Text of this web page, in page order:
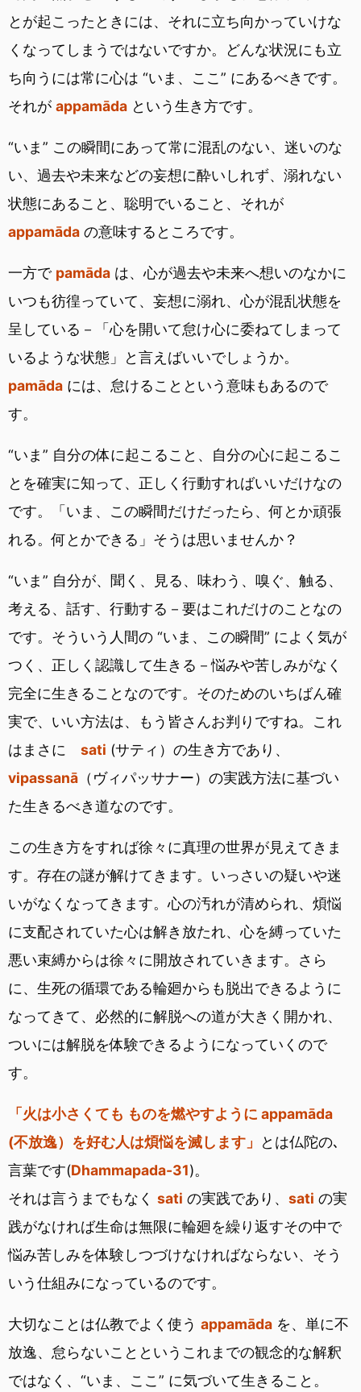
とが起こったときには、それに立ち向かっていけな
くなってしまうではないですか。どんな状況にも立
ち向うには常に心は “いま、ここ” にあるべきです。
それが appamāda という生き方です。
“いま” この瞬間にあって常に混乱のない、迷いのな
い、過去や未来などの妄想に酔いしれず、溺れない
状態にあること、聡明でいること、それが
appamāda の意味するところです。
一方で pamāda は、心が過去や未来へ想いのなかに
いつも彷徨っていて、妄想に溺れ、心が混乱状態を
呈している－「心を開いて怠け心に委ねてしまって
いるような状態」と言えばいいでしょうか。
pamāda には、怠けることという意味もあるので
す。
“いま” 自分の体に起こること、自分の心に起こるこ
とを確実に知って、正しく行動すればいいだけなの
です。「いま、この瞬間だけだったら、何とか頑張
れる。何とかできる」そうは思いませんか？
“いま” 自分が、聞く、見る、味わう、嗅ぐ、触る、
考える、話す、行動する－要はこれだけのことなの
です。そういう人間の “いま、この瞬間” によく気が
つく、正しく認識して生きる－悩みや苦しみがなく
完全に生きることなのです。そのためのいちばん確
実で、いい方法は、もう皆さんお判りですね。これ
はまさに sati (サティ）の生き方であり、
vipassanā （ヴィパッサナー）の実践方法に基づい
た生きるべき道なのです。
この生き方をすれば徐々に真理の世界が見えてきま
す。存在の謎が解けてきます。いっさいの疑いや迷
いがなくなってきます。心の汚れが清められ、煩悩
に支配されていた心は解き放たれ、心を縛っていた
悪い束縛からは徐々に開放されていきます。さら
に、生死の循環である輪廻からも脱出できるように
なってきて、必然的に解脱への道が大きく開かれ、
ついには解脱を体験できるようになっていくので
す。
「火は小さくても ものを燃やすように appamāda
(不放逸）を好む人は煩悩を滅します」
とは仏陀の､
言葉です(Dhammapada-31)。
それは言うまでもなく sati の実践であり、 sati の実
践がなければ生命は無限に輪廻を繰り返すその中で
悩み苦しみを体験しつづけなければならない、そう
いう仕組みになっているのです。
大切なことは仏教でよく使う appamāda を、単に不
放逸、怠らないことというこれまでの観念的な解釈
ではなく、“いま、ここ” に気づいて生きること。